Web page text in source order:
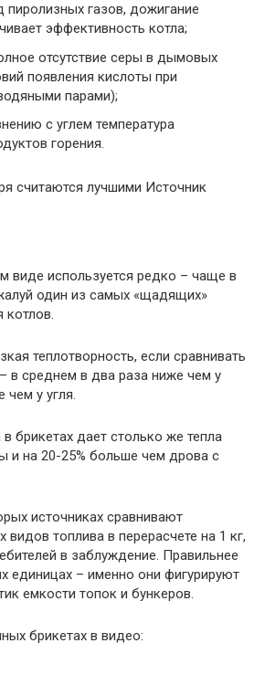
газов, дожигание
эффективность котла;
отсутствие серы в дымовых
появления кислоты при
парами);
с углем температура
горения.
считаются лучшими Источник
виде используется редко – чаще в
один из самых «щадящих»
котлов.
теплотворность, если сравнивать
в среднем в два раза ниже чем у
чем у угля.
брикетах дает столько же тепла
и на 20-25% больше чем дрова с
источниках сравнивают
видов топлива в перерасчете на 1 кг,
в заблуждение. Правильнее
единицах – именно они фигурируют
емкости топок и бункеров.
брикетах в видео: